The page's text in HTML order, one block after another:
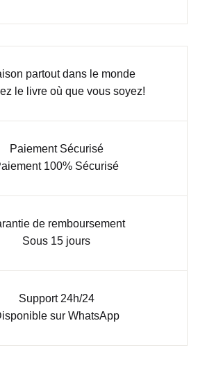
partout dans le monde
le livre où que vous soyez!
Paiement Sécurisé
100% Sécurisé
de remboursement
Sous 15 jours
Support 24h/24
sur WhatsApp